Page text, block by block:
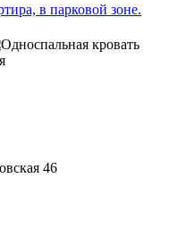
в парковой зоне.
46